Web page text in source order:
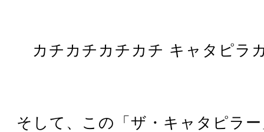
カチカチカチカチ キャタピラ
そして、この「ザ・キャタピラ